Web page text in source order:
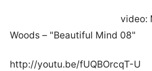
video:
Woods – "Beautiful Mind 08"
http://youtu.be/fUQBOrcqT-U